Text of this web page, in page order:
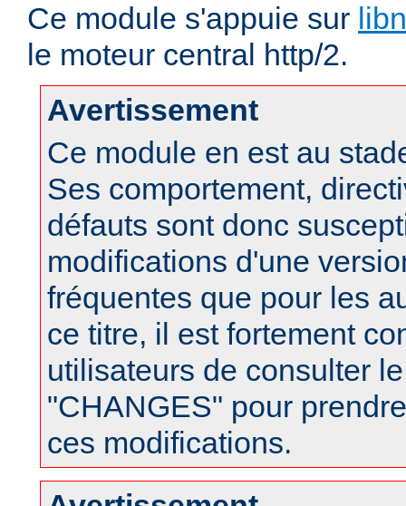
Ce module s'appuie sur
le moteur central http/2.
Avertissement
Ce module en est au
Ses comportement,
défauts sont donc
modifications d'une
fréquentes que pour les
ce titre, il est fortement
utilisateurs de consulter
"CHANGES" pour
ces modifications.